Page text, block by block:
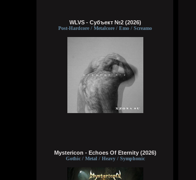
WLVS - Субъект №2 (2026)
Post-Hardcore / Metalcore / Emo / Screamo
Mystericon - Echoes Of Eternity (2026)
Gothic / Metal / Heavy / Symphonic